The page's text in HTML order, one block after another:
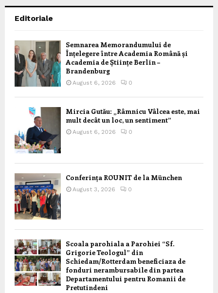
Editoriale
Semnarea Memorandumului de
Înțelegere între Academia Română și
Academia de Științe Berlin –
Brandenburg
August 6, 2026 0
Mircia Gutău: „Râmnicu Vâlcea este, mai
mult decât un loc, un sentiment”
August 6, 2026 0
Conferința ROUNIT de la München
August 3, 2026 0
Scoala parohiala a Parohiei “Sf.
Grigorie Teologul” din
Schiedam/Rotterdam beneficiaza de
fonduri nerambursabile din partea
Departamentului pentru Romanii de
Pretutindeni